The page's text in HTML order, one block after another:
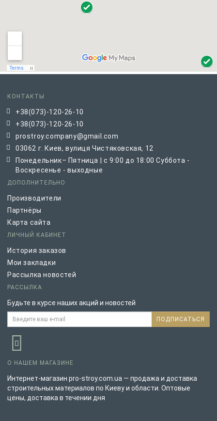
КОНТАКТЫ
+38(073)-120-26-10
+38(073)-120-26-10
prostroy.company@gmail.com
03062 г. Киев, вулиця Чистяковская, 12
Понедельник– Пятница | с 9:00 до 18:00 Суббота -
Воскресенье - выходные
ДОПОЛНИТЕЛЬНО
Производители
Партнёры
Карта сайта
ЛИЧНЫЙ КАБИНЕТ
История заказов
Мои закладки
Рассылка новостей
РАССЫЛКА
Будьте в курсе наших акций и новостей
ПОДПИСАТЬСЯ
О НАШЕМ МАГАЗИНЕ
Интернет-магазин pro-stroy.com.ua — продажа и доставка
строительных материалов по Киеву и области. Оптовые
цены, доставка в течении дня